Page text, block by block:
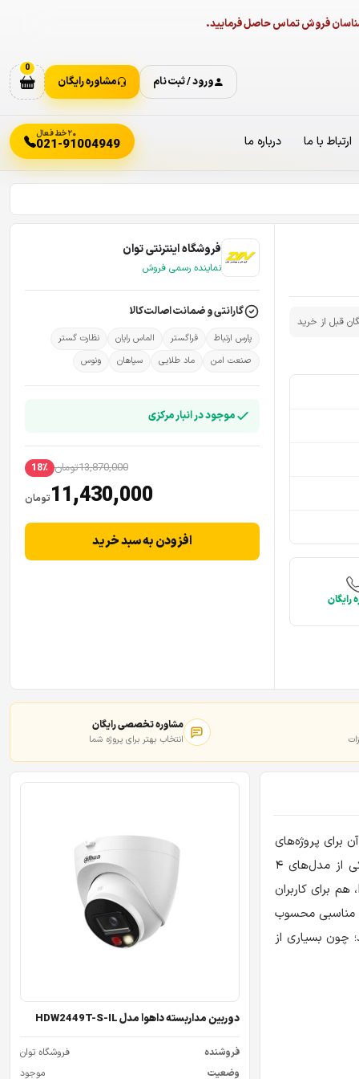
فروش تماس حاصل فرمایید.
ورود / ثبت نام مشاوره رایگان
0
ارتباط با ما درباره ما ۲۰ خط فعال
021-91004949
قبل از خرید
رایگان
فروشگاه اینترنتی توان
نماینده رسمی فروش
گارانتی و ضمانت اصالت کالا
پارس ارتباط فراگستر الماس رایان
نظارت گستر
صنعت امن
ماد طلایی سپاهان ونوس
موجود در انبار مرکزی
13,870,000تومان 18٪
11,430,000تومان
افزودن به سبد خرید
مشاوره تخصصی رایگان
انتخاب بهتر برای پروژه شما
برای پروژه‌های
یکی از مدل‌های ۴
است که با دید در شب هوشمند Smart Dual Light، میکروفون داخلی، پشتیبانی از PoE و استاندارد IP67، هم برای کاربران
مناسبی محسوب
چون بسیاری از
دوربین مداربسته داهوا مدل HDW2449T-S-IL
فروشنده
فروشگاه توان
وضعیت
موجود